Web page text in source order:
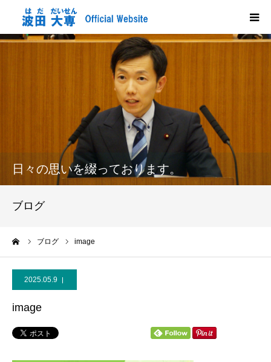
日々の思いを綴っております。
ブログ
ブログ image
2025.05.9
image
活動報告
応援する
個人献金